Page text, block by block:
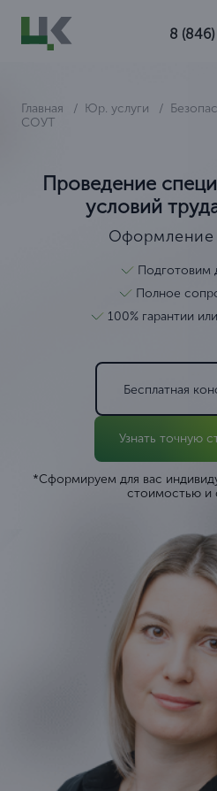
8
Главная Юр. услуги
СОУТ
Проведение
условий
Оформление
Подготовим
Полное
100% гарантии
Бесплатная
Узнать точную
*Сформируем для вас
стоимостью и